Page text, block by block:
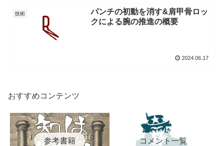
技術
パンチの初動を消す&肩甲骨ロッ
クによる腕の推進の概要
2024.06.17
おすすめコンテンツ
参考書籍 コメント一覧